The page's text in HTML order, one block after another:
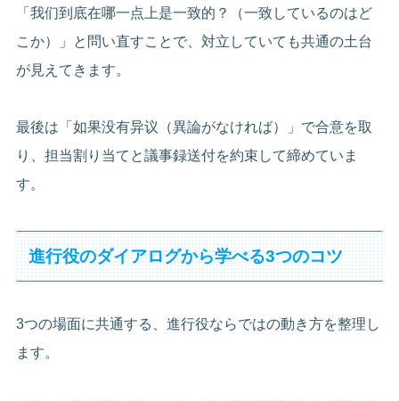
「我们到底在哪一点上是一致的？（一致しているのはど
こか）」と問い直すことで、対立していても共通の土台
が見えてきます。
最後は「如果没有异议（異論がなければ）」で合意を取
り、担当割り当てと議事録送付を約束して締めていま
す。
進行役のダイアログから学べる3つのコツ
3つの場面に共通する、進行役ならではの動き方を整理し
ます。